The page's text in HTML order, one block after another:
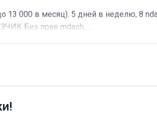
000 в месяц). 5 дней в неделю, 8
Без прав mdash; ...